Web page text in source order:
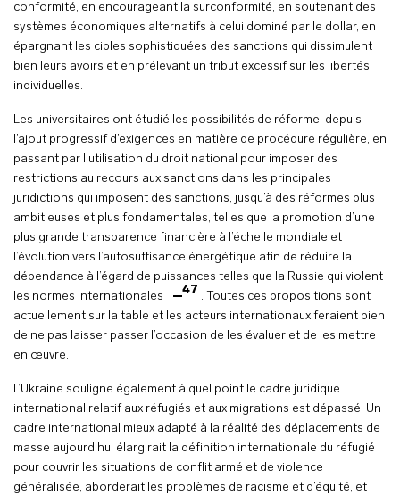
conformité, en encourageant la surconformité, en soutenant des
systèmes économiques alternatifs à celui dominé par le dollar, en
épargnant les cibles sophistiquées des sanctions qui dissimulent
bien leurs avoirs et en prélevant un tribut excessif sur les libertés
individuelles.
Les universitaires ont étudié les possibilités de réforme, depuis
l’ajout progressif d’exigences en matière de procédure régulière, en
passant par l’utilisation du droit national pour imposer des
restrictions au recours aux sanctions dans les principales
juridictions qui imposent des sanctions, jusqu’à des réformes plus
ambitieuses et plus fondamentales, telles que la promotion d’une
plus grande transparence financière à l’échelle mondiale et
l’évolution vers l’autosuffisance énergétique afin de réduire la
dépendance à l’égard de puissances telles que la Russie qui violent
les normes internationales
47 . Toutes ces propositions sont
actuellement sur la table et les acteurs internationaux feraient bien
de ne pas laisser passer l’occasion de les évaluer et de les mettre
en œuvre.
L’Ukraine souligne également à quel point le cadre juridique
international relatif aux réfugiés et aux migrations est dépassé. Un
cadre international mieux adapté à la réalité des déplacements de
masse aujourd’hui élargirait la définition internationale du réfugié
pour couvrir les situations de conflit armé et de violence
généralisée, aborderait les problèmes de racisme et d’équité, et